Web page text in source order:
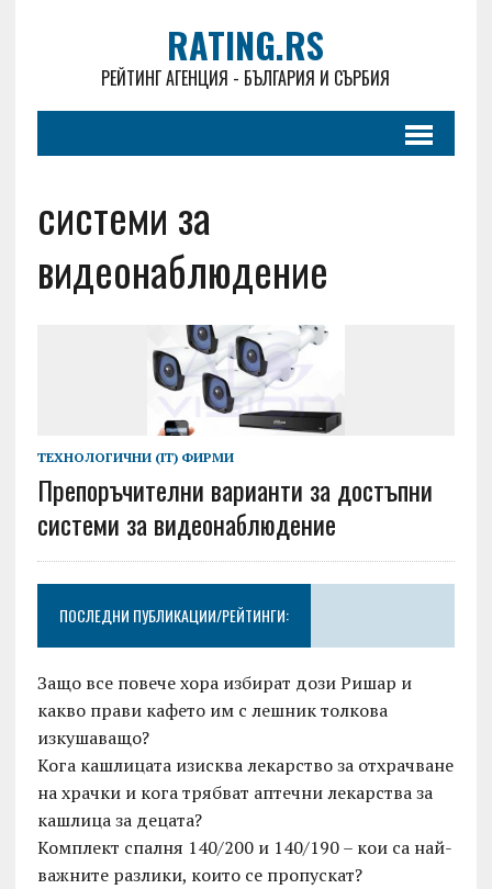
RATING.RS
РЕЙТИНГ АГЕНЦИЯ - БЪЛГАРИЯ И СЪРБИЯ
системи за
видеонаблюдение
ТЕХНОЛОГИЧНИ (IT) ФИРМИ
Препоръчителни варианти за достъпни
системи за видеонаблюдение
ПОСЛЕДНИ ПУБЛИКАЦИИ/РЕЙТИНГИ:
Защо все повече хора избират дози Ришар и
какво прави кафето им с лешник толкова
изкушаващо?
Кога кашлицата изисква лекарство за отхрачване
на храчки и кога трябват аптечни лекарства за
кашлица за децата?
Комплект спалня 140/200 и 140/190 – кои са най-
важните разлики, които се пропускат?